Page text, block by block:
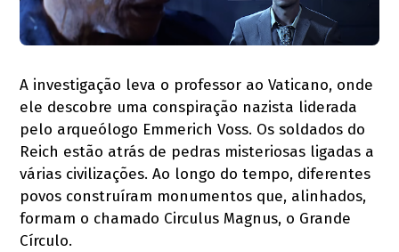
A investigação leva o professor ao Vaticano, onde
ele descobre uma conspiração nazista liderada
pelo arqueólogo Emmerich Voss. Os soldados do
Reich estão atrás de pedras misteriosas ligadas a
várias civilizações. Ao longo do tempo, diferentes
povos construíram monumentos que, alinhados,
formam o chamado Circulus Magnus, o Grande
Círculo.